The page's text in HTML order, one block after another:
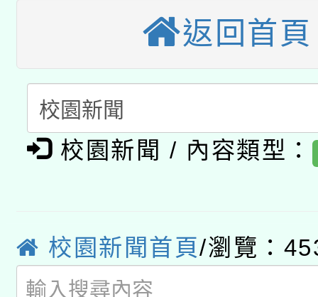
招甄選結果公告(無人
適應運動共學行動站研
本館辦理115年度閱讀
暨閱讀推動專業研習
科技賦能─人工智慧
礎課程
A3數位素養講師名單
「數位內容與教學軟
薪期間赴陸應申請許可
業技術研究院辦理「
115年8月22日(星期六
返回首頁
校園新聞 / 內容類型：
校園新聞首頁/瀏覽：